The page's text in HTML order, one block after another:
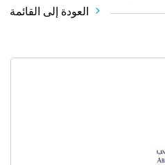
العودة إلى القائمة